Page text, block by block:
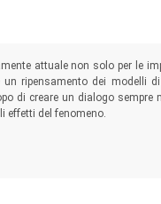
attuale non solo per le
un ripensamento dei modelli
di creare un dialogo sempre
effetti del fenomeno.